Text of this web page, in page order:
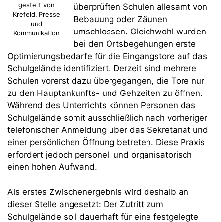
gestellt von
Krefeld, Presse
und
Kommunikation
überprüften Schulen allesamt von
Bebauung oder Zäunen
umschlossen. Gleichwohl wurden
bei den Ortsbegehungen erste
Optimierungsbedarfe für die Eingangstore auf das
Schulgelände identifiziert. Derzeit sind mehrere
Schulen vorerst dazu übergegangen, die Tore nur
zu den Hauptankunfts- und Gehzeiten zu öffnen.
Während des Unterrichts können Personen das
Schulgelände somit ausschließlich nach vorheriger
telefonischer Anmeldung über das Sekretariat und
einer persönlichen Öffnung betreten. Diese Praxis
erfordert jedoch personell und organisatorisch
einen hohen Aufwand.
Als erstes Zwischenergebnis wird deshalb an
dieser Stelle angesetzt: Der Zutritt zum
Schulgelände soll dauerhaft für eine festgelegte